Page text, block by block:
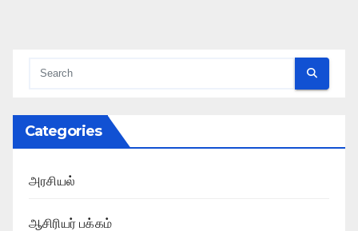
Categories
அரசியல்
ஆசிரியர் பக்கம்